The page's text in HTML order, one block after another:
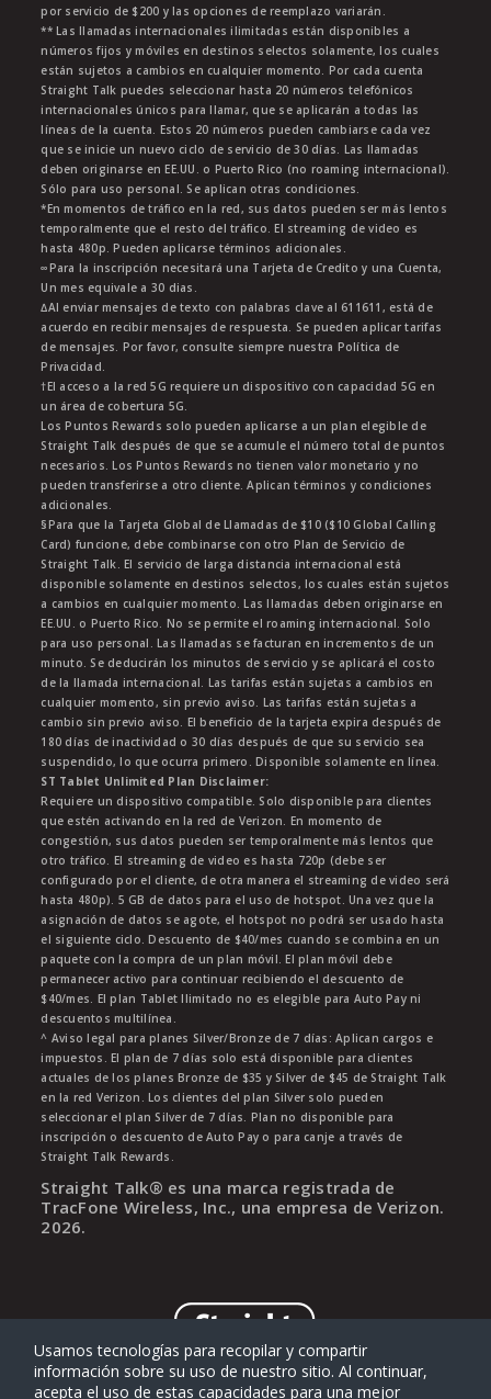
por servicio de $200 y las opciones de reemplazo variarán.
** Las llamadas internacionales ilimitadas están disponibles a
números fijos y móviles en destinos selectos solamente, los cuales
están sujetos a cambios en cualquier momento. Por cada cuenta
Straight Talk puedes seleccionar hasta 20 números telefónicos
internacionales únicos para llamar, que se aplicarán a todas las
líneas de la cuenta. Estos 20 números pueden cambiarse cada vez
que se inicie un nuevo ciclo de servicio de 30 días. Las llamadas
deben originarse en EE.UU. o Puerto Rico (no roaming internacional).
Sólo para uso personal. Se aplican otras condiciones.
*En momentos de tráfico en la red, sus datos pueden ser más lentos
temporalmente que el resto del tráfico. El streaming de video es
hasta 480p. Pueden aplicarse términos adicionales.
∞Para la inscripción necesitará una Tarjeta de Credito y una Cuenta,
Un mes equivale a 30 dias.
∆Al enviar mensajes de texto con palabras clave al 611611, está de
acuerdo en recibir mensajes de respuesta. Se pueden aplicar tarifas
de mensajes. Por favor, consulte siempre nuestra Política de
Privacidad.
†El acceso a la red 5G requiere un dispositivo con capacidad 5G en
un área de cobertura 5G.
Los Puntos Rewards solo pueden aplicarse a un plan elegible de
Straight Talk después de que se acumule el número total de puntos
necesarios. Los Puntos Rewards no tienen valor monetario y no
pueden transferirse a otro cliente. Aplican términos y condiciones
adicionales.
§Para que la Tarjeta Global de Llamadas de $10 ($10 Global Calling
Card) funcione, debe combinarse con otro Plan de Servicio de
Straight Talk. El servicio de larga distancia internacional está
disponible solamente en destinos selectos, los cuales están sujetos
a cambios en cualquier momento. Las llamadas deben originarse en
EE.UU. o Puerto Rico. No se permite el roaming internacional. Solo
para uso personal. Las llamadas se facturan en incrementos de un
minuto. Se deducirán los minutos de servicio y se aplicará el costo
de la llamada internacional. Las tarifas están sujetas a cambios en
cualquier momento, sin previo aviso. Las tarifas están sujetas a
cambio sin previo aviso. El beneficio de la tarjeta expira después de
180 días de inactividad o 30 días después de que su servicio sea
suspendido, lo que ocurra primero. Disponible solamente en línea.
ST Tablet Unlimited Plan Disclaimer:
Requiere un dispositivo compatible. Solo disponible para clientes
que estén activando en la red de Verizon. En momento de
congestión, sus datos pueden ser temporalmente más lentos que
otro tráfico. El streaming de video es hasta 720p (debe ser
configurado por el cliente, de otra manera el streaming de video será
hasta 480p). 5 GB de datos para el uso de hotspot. Una vez que la
asignación de datos se agote, el hotspot no podrá ser usado hasta
el siguiente ciclo. Descuento de $40/mes cuando se combina en un
paquete con la compra de un plan móvil. El plan móvil debe
permanecer activo para continuar recibiendo el descuento de
$40/mes. El plan Tablet Ilimitado no es elegible para Auto Pay ni
descuentos multilínea.
^ Aviso legal para planes Silver/Bronze de 7 días: Aplican cargos e
impuestos. El plan de 7 días solo está disponible para clientes
actuales de los planes Bronze de $35 y Silver de $45 de Straight Talk
en la red Verizon. Los clientes del plan Silver solo pueden
seleccionar el plan Silver de 7 días. Plan no disponible para
inscripción o descuento de Auto Pay o para canje a través de
Straight Talk Rewards.
Straight Talk® es una marca registrada de
TracFone Wireless, Inc., una empresa de Verizon.
2026.
Usamos tecnologías para recopilar y compartir
información sobre su uso de nuestro sitio. Al continuar,
acepta el uso de estas capacidades para una mejor